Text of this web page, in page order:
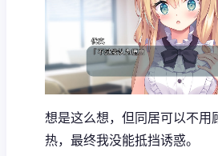
想是这么想，但同居可以不用
热，最终我没能抵挡诱惑。